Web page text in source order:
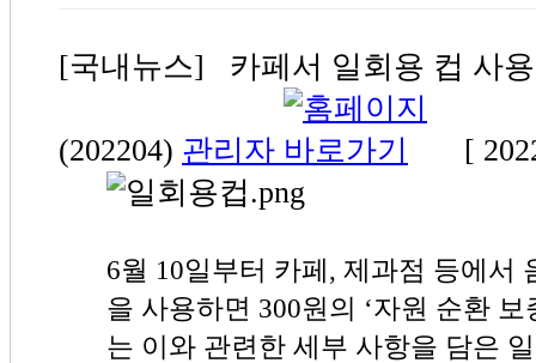
[국내뉴스] 카페서 일회용 컵 사
(202204) 관리자 [
6월 10일부터 카페, 제과점 등에서
을 사용하면 300원의 ‘자원 순환
는 이와 관련한 세부 사항을 담은